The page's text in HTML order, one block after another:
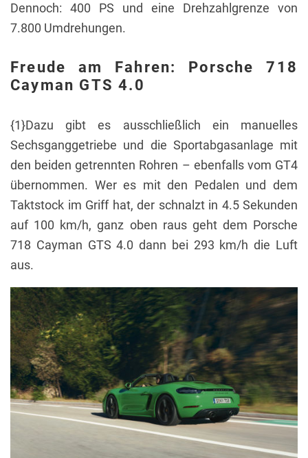
Dennoch: 400 PS und eine Drehzahlgrenze von
7.800 Umdrehungen.
Freude am Fahren: Porsche 718
Cayman GTS 4.0
{1}Dazu gibt es ausschließlich ein manuelles
Sechsganggetriebe und die Sportabgasanlage mit
den beiden getrennten Rohren – ebenfalls vom GT4
übernommen. Wer es mit den Pedalen und dem
Taktstock im Griff hat, der schnalzt in 4.5 Sekunden
auf 100 km/h, ganz oben raus geht dem Porsche
718 Cayman GTS 4.0 dann bei 293 km/h die Luft
aus.